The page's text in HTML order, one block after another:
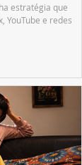
estratégia que
YouTube e redes